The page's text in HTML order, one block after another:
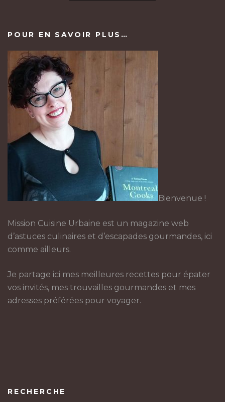
POUR EN SAVOIR PLUS…
Bienvenue !
Mission Cuisine Urbaine est un magazine web
d’astuces culinaires et d’escapades gourmandes, ici
comme ailleurs.
Je partage ici mes meilleures recettes pour épater
vos invités, mes trouvailles gourmandes et mes
adresses préférées pour voyager.
RECHERCHE